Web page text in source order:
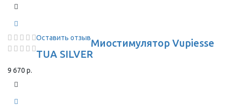
Оставить отзывМиостимулятор Vupiesse
TUA SILVER
9 670 р.